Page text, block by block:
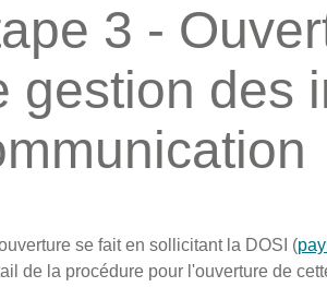
3 -
gestion des
se fait en sollicitant la DOSI (
de la procédure pour l'ouverture de